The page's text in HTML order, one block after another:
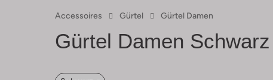
Accessoires Gürtel Gürtel Damen
Gürtel Damen Schwarz